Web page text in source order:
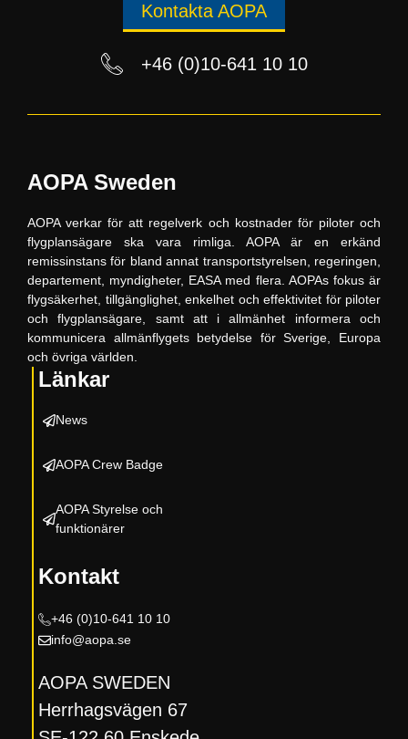
Kontakta AOPA
+46 (0)10-641 10 10
AOPA Sweden
AOPA verkar för att regelverk och kostnader för piloter och
flygplansägare ska vara rimliga. AOPA är en erkänd
remissinstans för bland annat transportstyrelsen, regeringen,
departement, myndigheter, EASA med flera. AOPAs fokus är
flygsäkerhet, tillgänglighet, enkelhet och effektivitet för piloter
och flygplansägare, samt att i allmänhet informera och
kommunicera allmänflygets betydelse för Sverige, Europa
och övriga världen.
Länkar
News
AOPA Crew Badge
AOPA Styrelse och
funktionärer
Kontakt
+46 (0)10-641 10 10
info@aopa.se
AOPA SWEDEN
Herrhagsvägen 67